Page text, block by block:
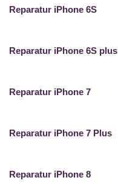
Reparatur iPhone 6S
Reparatur iPhone 6S plus
Reparatur iPhone 7
Reparatur iPhone 7 Plus
Reparatur iPhone 8